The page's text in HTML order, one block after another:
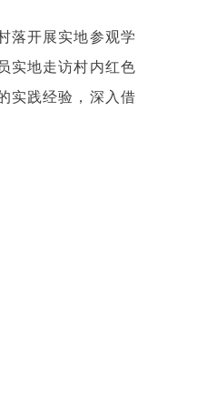
落开展实地参观学
实地走访村内红色
实践经验，深入借